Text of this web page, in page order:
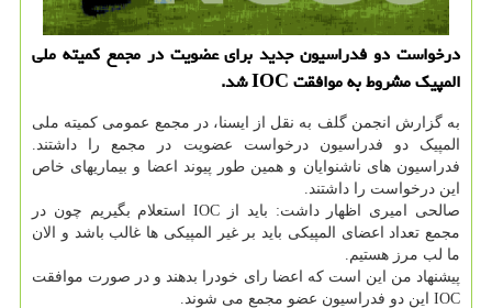
درخواست دو فدراسیون جدید برای عضویت در مجمع کمیته ملی
المپیک مشروط به موافقت IOC شد.
به گزارش انجمن گلف به نقل از ایسنا، در مجمع عمومی کمیته ملی
المپیک دو فدراسیون درخواست عضویت در مجمع را داشتند.
فدراسیون های ناشنوایان و همین طور پیوند اعضا و بیماریهای خاص
این درخواست را داشتند.
صالحی امیری اظهار داشت: باید از IOC استعلام بگیریم چون در
مجمع تعداد اعضای المپیکی باید بر غیر المپیکی ها غالب باشد و الان
ما لب مرز هستیم.
پیشنهاد من این است که اعضا رای خودرا بدهند و در صورت موافقت
IOC این دو فدراسیون عضو مجمع می شوند.